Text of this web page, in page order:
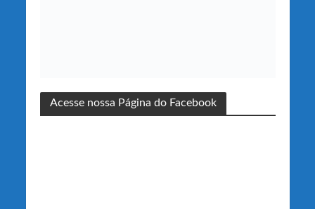
Acesse nossa Página do Facebook